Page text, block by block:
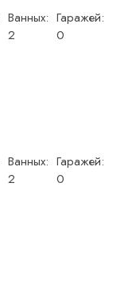
Ванных:
2
Гаражей:
0
Ванных:
2
Гаражей:
0